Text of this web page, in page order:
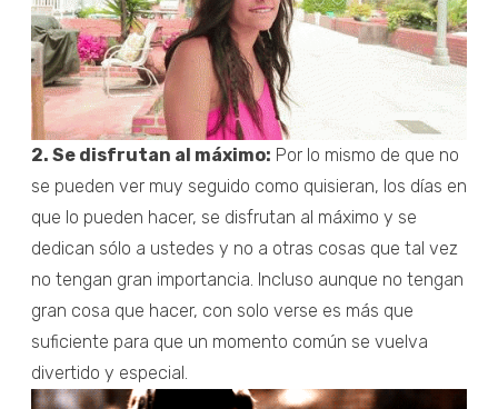
2. Se disfrutan al máximo: Por lo mismo de que no
se pueden ver muy seguido como quisieran, los días en
que lo pueden hacer, se disfrutan al máximo y se
dedican sólo a ustedes y no a otras cosas que tal vez
no tengan gran importancia. Incluso aunque no tengan
gran cosa que hacer, con solo verse es más que
suficiente para que un momento común se vuelva
divertido y especial.